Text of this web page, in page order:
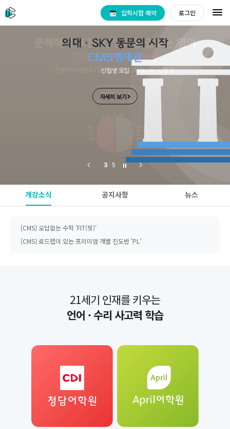
입학시험 예약 로그인
3
의대ㆍSKY 동문의 시작
CMS영재관
신입생 모집
자세히 보기
3 · 5
문해력과 표현력, 성과를 만드는 영어
THE OPEN Prime
가을학기 8월 31일(월) 개강, 입학테스트 진행 중
자세히 보기
3 · 5
3
3
개강소식 공지사항 뉴스
[CMS] 로드맵이 있는 프리미엄 개별 진도반 'PL'
[씨큐브코딩] 8월 31일(월) 가을학기 개강! 체험수업 안내
[CMS] 오답없는 수학 'FIT(핏)'
[CMS] 로드맵이 있는 프리미엄 개별 진도반 'PL'
[CMS] 로드맵이 있는 프리미엄 개별 진도반 'PL'
21세기 인재를 키우는
언어 · 수리 사고력 학습